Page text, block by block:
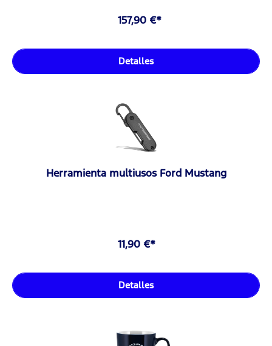
157,90 €*
Detalles
Herramienta multiusos Ford Mustang
11,90 €*
Detalles